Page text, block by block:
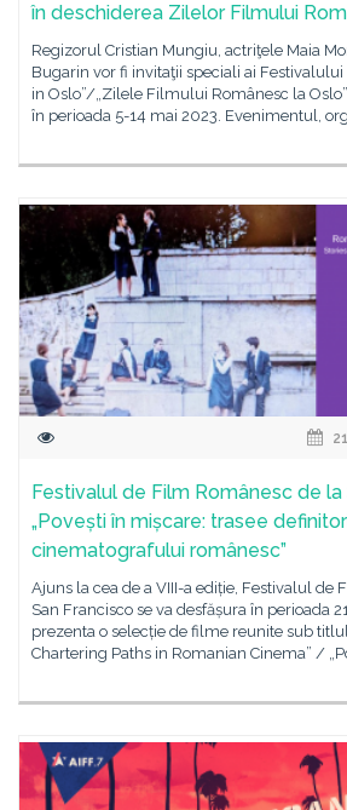
în deschiderea Zilelor Filmului
Regizorul Cristian Mungiu, actriţele Maia
Bugarin vor fi invitaţii speciali ai
in Oslo”/„Zilele Filmului Românesc la
în perioada 5-14 mai 2023. Evenimentul,
Festivalul de Film Românesc de la
„Povești în mișcare: trasee
cinematografului românesc”
Ajuns la cea de a VIII-a ediție, Festivalul de
San Francisco se va desfășura în perioada
prezenta o selecție de filme reunite sub
Chartering Paths in Romanian Cinema” /